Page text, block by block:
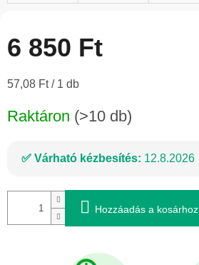
6 850 Ft
Egységár:
57,08 Ft / 1 db
Raktáron (>10 db)
Várható kézbesítés: 12.8.2026
Hozzáadás a kosárhoz